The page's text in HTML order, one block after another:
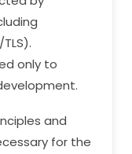
only to
and
for the